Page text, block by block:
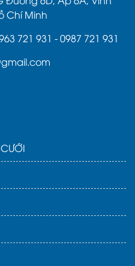
Chí Minh
721 931 - 0987 721 931